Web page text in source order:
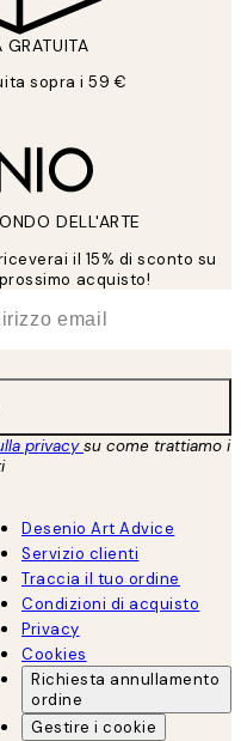
GRATUITA
sopra i 59 €
DELL'ARTE
il 15% di sconto su
acquisto!
privacysu come trattiamo i
Desenio Art Advice
Servizio clienti
Traccia il tuo ordine
Condizioni di acquisto
Privacy
Cookies
Richiesta annullamento
ordine
Gestire i cookie